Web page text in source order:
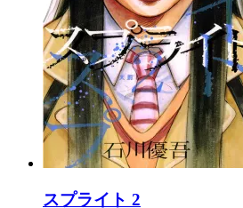
スプライト 2